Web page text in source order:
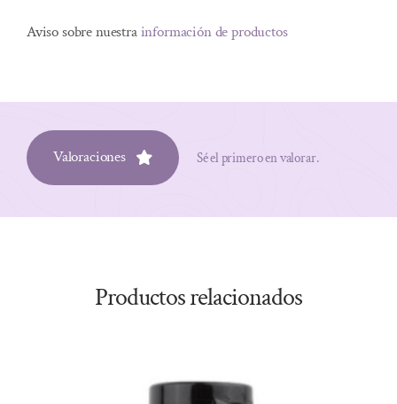
Aviso sobre nuestrainformación de productos
Valoraciones Sé el primero en valorar.
Productos relacionados